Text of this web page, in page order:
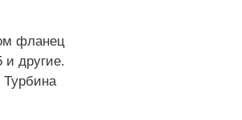
фланец
и другие.